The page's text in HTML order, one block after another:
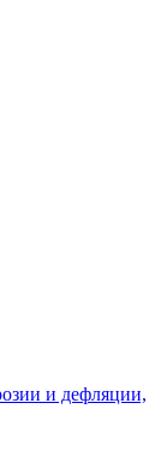
и дефляции,